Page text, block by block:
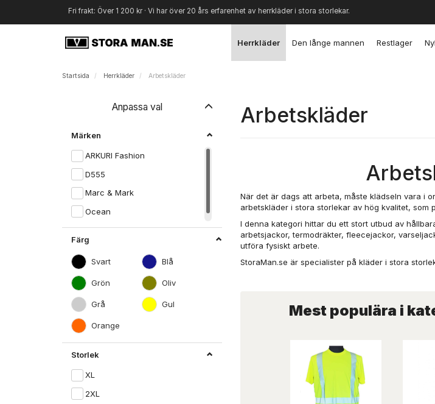
Fri frakt: Över 1 200 kr · Vi har över 20 års erfarenhet av herrkläder i stora storlekar.
Herrkläder Den långe mannen Restlager
Startsida Herrkläder Arbetskläder
Anpassa val
filtret
Märken
ARKURI Fashion
D555
Marc & Mark
Ocean
Färg
Svart Blå
Grön Oliv
Grå Gul
Orange
Storlek
XL
2XL
Arbetskläder
När det är dags att arbeta, måste klädseln vara i
arbetskläder i stora storlekar av hög kvalitet, som
I denna kategori hittar du ett stort utbud av
arbetsjackor, termodräkter, fleecejackor,
utföra fysiskt arbete.
StoraMan.se är specialister på kläder i stora
Mest populära i